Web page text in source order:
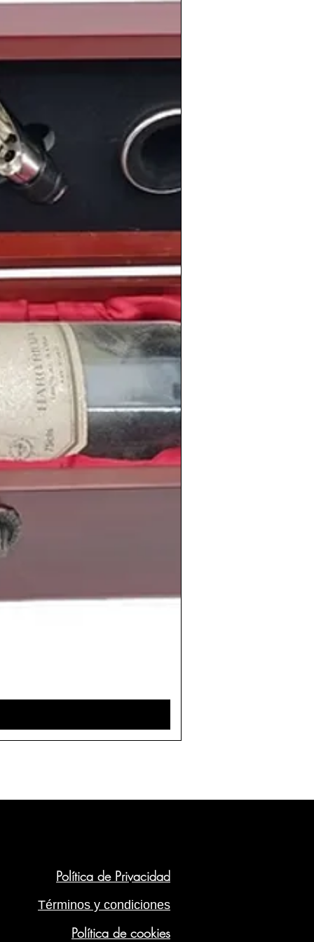
española.El 25 de febrero se
.
la vida cotidiana como de los grandes
del año como
. Y en el terreno deportivo lo más
como venía siendo tradición
Sociedadganaba la
y el equipo
con la victoria en la
Champions
Alonso
, el portero
la miembro de la familia real británica,
Markleo la actriz israelí-
Portman.
de los vinos de la cosecha
blog
Política de Privacidad
Términos y condiciones
Política de cookies